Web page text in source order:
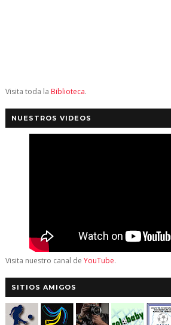
Visita toda la Biblioteca.
NUESTROS VIDEOS
Visita nuestro canal de YouTube.
SITIOS AMIGOS